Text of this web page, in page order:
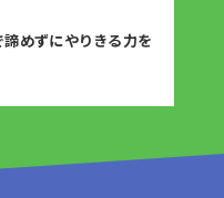
めずにやりきる力を